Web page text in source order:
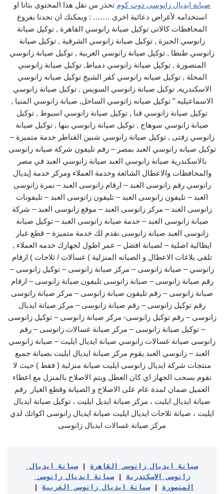
صيانة ايديال زانوسى دوت كوم تحذر من نقل هذا المحتوى بتاتا او
استخدامه لأغراض دعائية اخرى ……. : ويمكنك ان تجدنا بفروع
المحافظات كالاتى توكيل صيانة زانوسي القاهرة , توكيل صيانة
زانوسي الجيزة , توكيل صيانة زانوسي الشرقية , توكيل صيانة
زانوسي طنطا , توكيل صيانة زانوسي الغربية , توكيل صيانة زانوسي
المنصورة , توكيل صيانة زانوسي دمياط, توكيل صيانة زانوسي
المحلة , توكيل صيانه زانوسي كفر الشيخ توكيل صيانه زانوسي
الاسكندريه, توكيل صيانة زانوسي السويس , توكيل صيانة زانوسي
الاسماعيليه ” توكيل صيانه زانوسي الساحل, صيانة زانوسي المنيا ,
توكيل صيانة زانوسي قنا , توكيل صيانة زانوسي اسيوط , توكيل
صيانة زانوسي سوهاج , توكيل صيانة زانوسي بنها , توكيل صيانة
زانوسي زفتى , توكيل صيانة زانوسي شبين القناطر خدمة متميزة –
توكيل صيانه زانوسي العبد بمصر – رقم تليفون شركة صيانه زانوسى
بالاسكندرية صيانة زانوسي العبد صيانة زانوسي العبد في مصر
والمحافظات والاعطال الشائعة وخدمة العملاء ومركز خدمة إيديال
زانوسي رقم زانوسى العبد – ارقام زانوسى العبد – نمرة زانوسى
العبد – تليفون زانوسى العبد – تليفون زانوسى العبد – تليفونات
زانوسى العبد – مركز زانوسى العبد – موقع زانوسى العبد – شركة
صيانة زانوسى العبد – خدمة صيانة زانوسى العبد – توكيل صيانة
زانوسى العبد صيانة زانوسى نقدم لك خدمة متميزة – قطع غيار
ايطالية اصلية – لصيانة افضل – عمر اطول لجهازك خدمه العملاء ,
تلقى بلاغات الاعطال و الصيانه المنزلية ) غسالات / ثلاجات ) ارقام
زانوسي – صيانة زانوسى – مركز صيانة زانوسى – توكيل زانوسى –
رقم صيانة زانوسى – صيانة زانوسى تليفون صيانة زانوسى – ارقام
صيانة زانوسى – رقم تليفون صيانة زانوسى – مركز صيانة زانوسى
رقم توكيل زانوسى – رقم صيانة زانوسى – مركز صيانة ايديال
زانوسى – رقم توكيل زانوسى- مركز صيانة زانوسى – توكيل زانوسى
– توكيل صيانة زانوسى – مركز صيانة غسالات زانوسى – رقم
زانوسى صيانة غسالات زانوسي صيانة ايديال ايليت – صيانة زانوسي
العبد – زانوسي العبد يقوم مركز صيانة ايديال ايليت بصيانة جميع
منتجات شركة ايديال زانوسى ايليت صيانة منزلية ( فقط ) حيث لا
نقوم بسحب الجهاز اي كان العطل ويتم الاصلاح بالمنزل مع اعطاء
العميل ضمان لمدة عام على الاصلاح و الصيانة وقطع الغيار ​ رقم
صيانة ايديال ايليت ، مركز صيانة ايديل ايليت ، توكيل صيانة ايديال
ايليت ، صيانة ثلاجات ايديال ايليت صيانة ايديال زانوسى اكواتك لدي
مركز صيانة غسالات ايديال زانوسى
صيانة ايديال زانوسى القاهرة |
زانوسى الاسكندرية |
صيانة ايديال زانوسى
المنصورة | صيانة ايديال زانوسى الغربية